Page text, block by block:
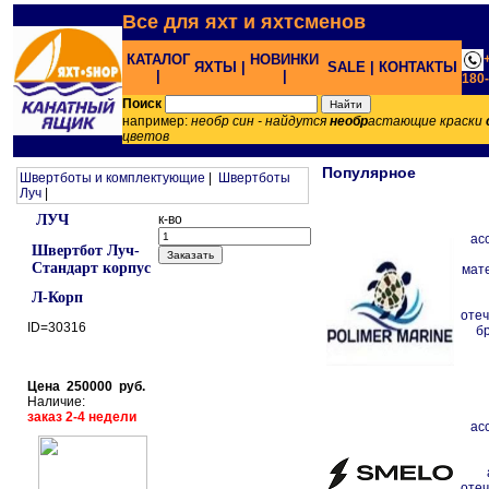
Все для яхт и яхтсменов
КАТАЛОГ ЯХТЫ |
НОВИНКИ
SALE | КОНТАКТЫ
Поиск
например: необр син - найдутся необрастающие краски
цветов
Швертботы и комплектующие
Швертботы
Луч
ЛУЧ
Швертбот Луч-
Cтандарт корпус
Л-Корп
ID=30316
Цена 250000 руб.
Наличие:
заказ 2-4 недели
к-во
Популярное